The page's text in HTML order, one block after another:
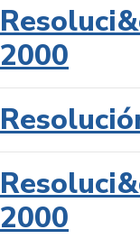
2000
2000